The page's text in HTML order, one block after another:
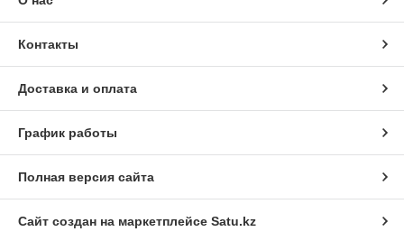
Контакты
Доставка и оплата
График работы
Полная версия сайта
Сайт создан на маркетплейсе Satu.kz